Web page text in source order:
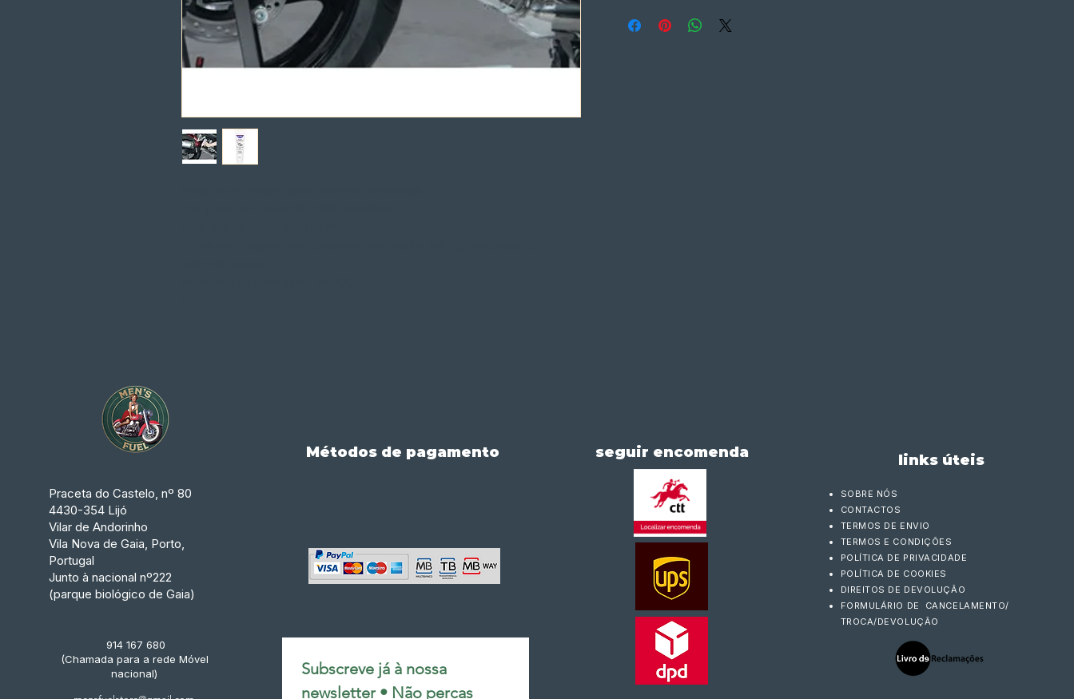
Praceta do Castelo, nº 80
4430-354 Lijó
Vilar de Andorinho
Vila Nova de Gaia, Porto,
Portugal
Junto à nacional nº222
(parque biológico de Gaia)
914 167 680
(Chamada para a rede Móvel
nacional)
Métodos de pagamento
Subscreve já à nossa
newsletter • Não percas
seguir encomenda links úteis
SOBRE NÓS
CONTACTOS
TERMOS DE ENVIO
TERMOS E CONDIÇÕES
POLÍTICA DE PRIVACIDADE
POLÍTICA DE COOKIES
DIREITOS DE DEVOLUÇÃO
FORMULÁRIO DE CANCELAMENTO/
TROCA/DEVOLUÇÃO